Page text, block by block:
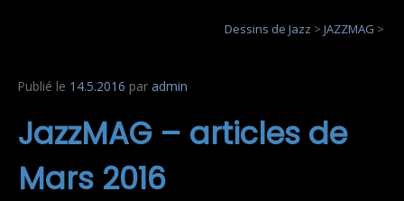
Dessins de Jazz > JAZZMAG >
Publié le 14.5.2016 par admin
JazzMAG – articles de
Mars 2016